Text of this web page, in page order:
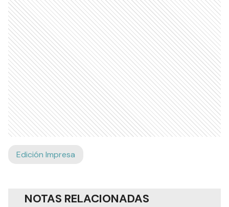
Edición Impresa
NOTAS RELACIONADAS